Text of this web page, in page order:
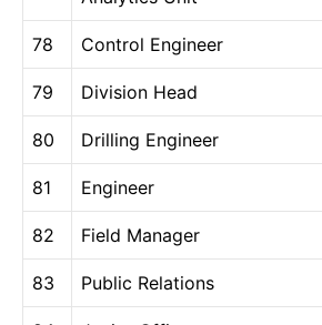
78 Control Engineer
79 Division Head
80 Drilling Engineer
81 Engineer
82 Field Manager
83 Public Relations